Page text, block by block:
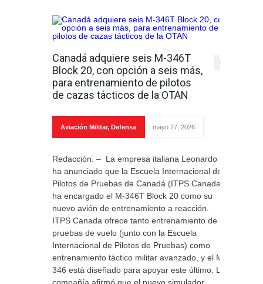
Canadá adquiere seis M-346T
Block 20, con opción a seis más,
para entrenamiento de pilotos
de cazas tácticos de la OTAN
0
Aviación Militar, Defensa mayo 27, 2026
Redacción. – La empresa italiana Leonardo
ha anunciado que la Escuela Internacional de
Pilotos de Pruebas de Canadá (ITPS Canada)
ha encargado el M-346T Block 20 como su
nuevo avión de entrenamiento a reacción.
ITPS Canada ofrece tanto entrenamiento de
pruebas de vuelo (junto con la Escuela
Internacional de Pilotos de Pruebas) como
entrenamiento táctico militar avanzado, y el M-
346 está diseñado para apoyar este último. La